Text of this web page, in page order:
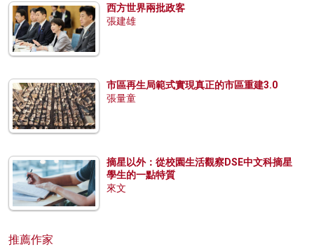
西方世界兩批政客
張建雄
市區再生局範式實現真正的市區重建3.0
張量童
摘星以外：從校園生活觀察DSE中文科摘星
學生的一點特質
來文
推薦作家